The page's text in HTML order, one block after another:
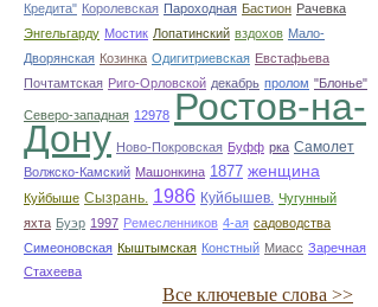
Кредита" Королевская Пароходная Бастион Рачевка
Энгельгарду Мостик Лопатинский вздохов Мало-
Дворянская Козинка Одигитриевская Евстафьева
Почтамтская Риго-Орловской декабрь пролом "Блонье"
Северо-западная 12978 Ростов-на-
Дону Ново-Покровская Буфф рка Самолет
Волжско-Камский Машонкина 1877 женщина
Куйбыше Сызрань. 1986 Куйбышев. Чугунный
яхта Буэр 1997 Ремесленников 4-ая садоводства
Симеоновская Кыштымская Констный Миасс Заречная
Стахеева
Все ключевые слова >>